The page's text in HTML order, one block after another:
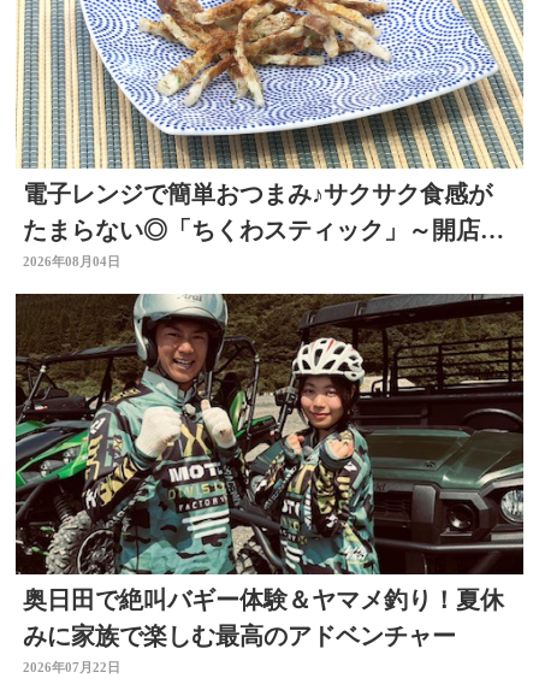
電子レンジで簡単おつまみ♪サクサク食感が
たまらない◎「ちくわスティック」～開店！
キッチン別府ちゃん～
2026年08月04日
奥日田で絶叫バギー体験＆ヤマメ釣り！夏休
みに家族で楽しむ最高のアドベンチャー
2026年07月22日